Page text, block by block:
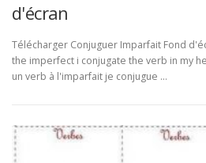
d'écran
Télécharger Conjuguer Imparfait Fond
the imperfect i conjugate the verb in my
un verb à l'imparfait je conjugue …